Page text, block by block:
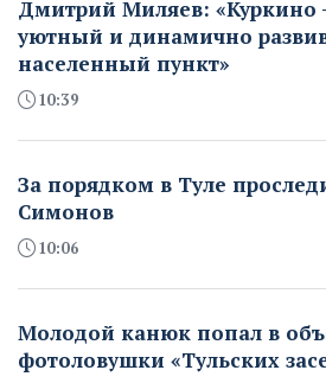
Дмитрий Миляев: «Куркино
уютный и динамично
населенный пункт»
10:39
За порядком в Туле
Симонов
10:06
Молодой канюк попал в
фотоловушки «Тульских